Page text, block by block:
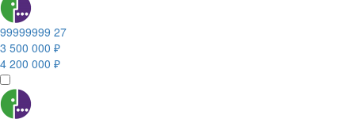
99999999 27
3 500 000 ₽
4 200 000 ₽